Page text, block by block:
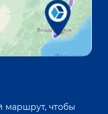
маршрут, чтобы